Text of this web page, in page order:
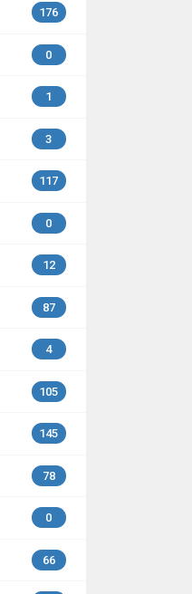
176
0
1
3
117
0
12
87
4
105
145
78
0
66